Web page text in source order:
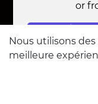
or
Nous utilisons
meilleure